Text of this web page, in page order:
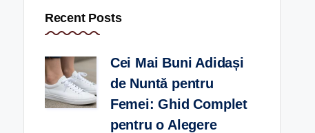
Recent Posts
Cei Mai Buni Adidași
de Nuntă pentru
Femei: Ghid Complet
pentru o Alegere